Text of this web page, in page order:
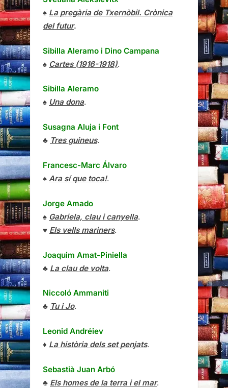
♠ La pregària de Txernòbil. Crònica
del futur.
Sibilla Aleramo i Dino Campana
♠ Cartes (1916-1918).
Sibilla Aleramo
♠ Una dona.
Susagna Aluja i Font
♣ Tres guineus.
Francesc-Marc Álvaro
♠ Ara sí que toca!.
Jorge Amado
♠ Gabriela, clau i canyella.
♥ Els vells mariners.
Joaquim Amat-Piniella
♣ La clau de volta.
Niccoló Ammaniti
♣ Tu i Jo.
Leonid Andréiev
♦ La història dels set penjats.
Sebastià Juan Arbó
♣ Els homes de la terra i el mar.